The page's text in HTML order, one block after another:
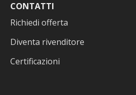
CONTATTI
Richiedi offerta
Diventa rivenditore
Certificazioni